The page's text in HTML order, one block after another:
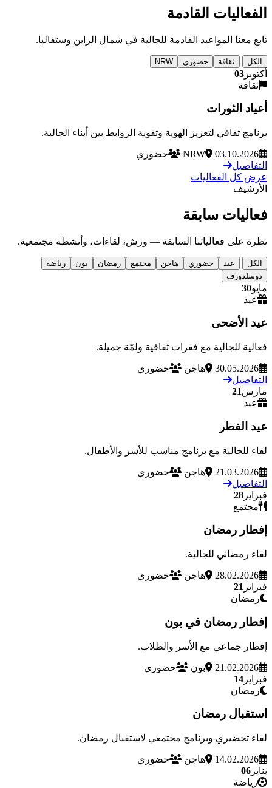
الفعاليات القادمة
تابع معنا المواعيد القادمة للجالية في شمال الراين وستفاليا.
الكل ثقافة حضوري NRW
أكتوبر 03
ثقافة
أعياد الثورات
برنامج ثقافي لتعزيز الهوية وتقوية الروابط بين أبناء الجالية.
03.10.2026
NRW
حضوري
التفاصيل
عرض كل الفعاليات
الأرشيف
فعاليات سابقة
نظرة على فعالياتنا السابقة — ورش، لقاءات، وأنشطة مجتمعية.
الكل عيد حضوري هاجن مجتمع رمضان بون
رياضة
دوسلدورف
مايو30
عيد
عيد الأضحى
فعالية للجالية مع فقرات ثقافية ولمّة جميلة.
30.05.2026 هاجن
حضوري
التفاصيل
مارس21
عيد
عيد الفطر
لقاء للجالية مع برنامج مناسب للأسر والأطفال.
21.03.2026 هاجن
حضوري
التفاصيل
فبراير 28
مجتمع
إفطار رمضان
لقاء رمضاني للجالية.
28.02.2026 هاجن
حضوري
فبراير 21
رمضان
إفطار رمضان في بون
إفطار جماعي مع الأسر والطلاب.
21.02.2026 بون
حضوري
فبراير 14
رمضان
استقبال رمضان
لقاء تحضيري وبرنامج مجتمعي لاستقبال رمضان.
14.02.2026 هاجن
حضوري
يناير 06
رياضة